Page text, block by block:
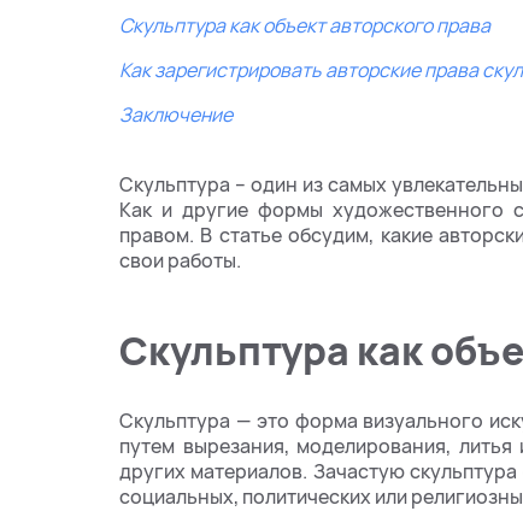
Скульптура как объект авторского права
Как зарегистрировать авторские права
Заключение
Скульптура – один из самых
Как и другие формы художественного
правом. В статье обсудим, какие
свои работы.
Скульптура как
Скульптура — это форма визуального
путем вырезания, моделирования,
других материалов. Зачастую
социальных, политических или